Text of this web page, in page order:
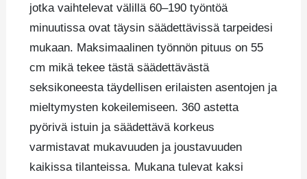
jotka vaihtelevat välillä 60–190 työntöä
minuutissa ovat täysin säädettävissä tarpeidesi
mukaan. Maksimaalinen työnnön pituus on 55
cm mikä tekee tästä säädettävästä
seksikoneesta täydellisen erilaisten asentojen ja
mieltymysten kokeilemiseen. 360 astetta
pyörivä istuin ja säädettävä korkeus
varmistavat mukavuuden ja joustavuuden
kaikissa tilanteissa. Mukana tulevat kaksi